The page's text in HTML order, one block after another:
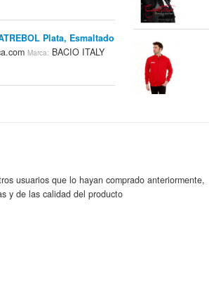
Plata, Esmaltado
Marca: BACIO ITALY
Marca:BACIO
usuarios que lo hayan comprado anteriormente,
y de las calidad del producto